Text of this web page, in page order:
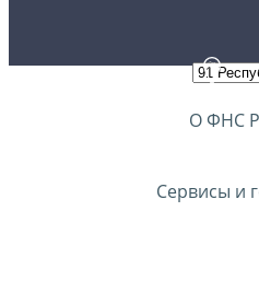
О ФНС
Сервисы и